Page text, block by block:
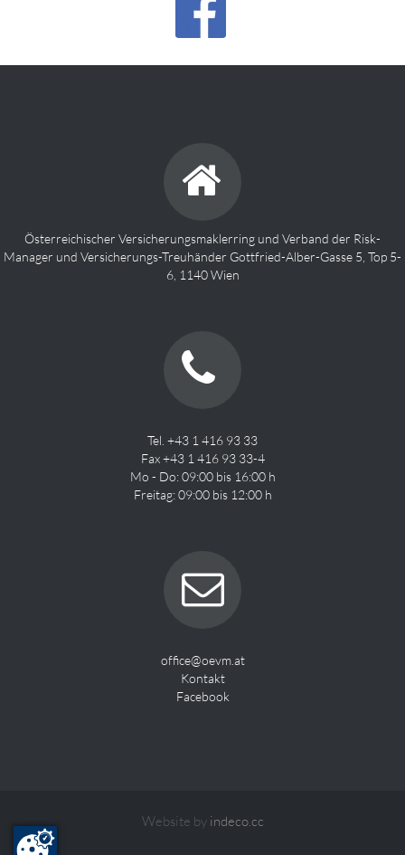
Österreichischer Versicherungsmaklerring und Verband der Risk-
Manager und Versicherungs-Treuhänder Gottfried-Alber-Gasse 5, Top 5-
6, 1140 Wien
Tel. +43 1 416 93 33
Fax +43 1 416 93 33-4
Mo - Do: 09:00 bis 16:00 h
Freitag: 09:00 bis 12:00 h
office@oevm.at
Kontakt
Facebook
Website by indeco.cc